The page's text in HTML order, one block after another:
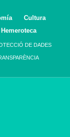
Cultura
Hemeroteca
DE DADES